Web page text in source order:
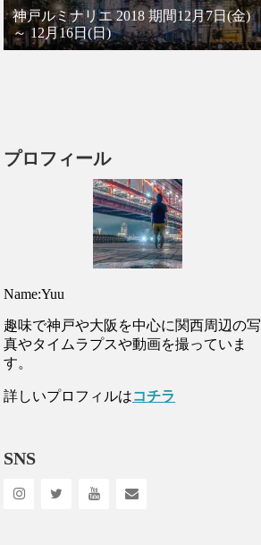
神戸ルミナリエ 2018 期間12月7日(金)
～ 12月16日(日)
プロフィール
Name:Yuu
趣味で神戸や大阪を中心に関西周辺の写
真やタイムラプスや動画を撮っていま
す。
詳しいプロフィルはコチラ
SNS